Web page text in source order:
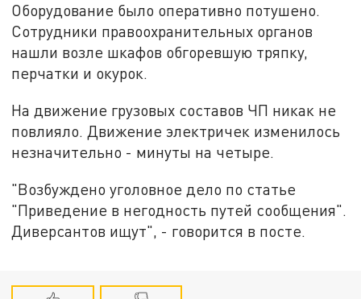
Оборудование было оперативно потушено.
Сотрудники правоохранительных органов
нашли возле шкафов обгоревшую тряпку,
перчатки и окурок.
На движение грузовых составов ЧП никак не
повлияло. Движение электричек изменилось
незначительно - минуты на четыре.
"Возбуждено уголовное дело по статье
"Приведение в негодность путей сообщения".
Диверсантов ищут", - говорится в посте.